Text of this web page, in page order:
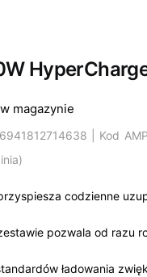
magazynie
| Kod
codzienne
pozwala od razu
ładowania